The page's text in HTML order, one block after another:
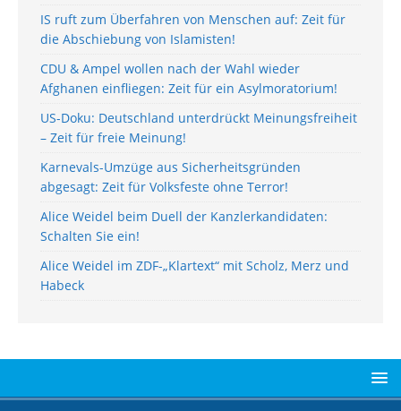
IS ruft zum Überfahren von Menschen auf: Zeit für
die Abschiebung von Islamisten!
CDU & Ampel wollen nach der Wahl wieder
Afghanen einfliegen: Zeit für ein Asylmoratorium!
US-Doku: Deutschland unterdrückt Meinungsfreiheit
– Zeit für freie Meinung!
Karnevals-Umzüge aus Sicherheitsgründen
abgesagt: Zeit für Volksfeste ohne Terror!
Alice Weidel beim Duell der Kanzlerkandidaten:
Schalten Sie ein!
Alice Weidel im ZDF-„Klartext“ mit Scholz, Merz und
Habeck